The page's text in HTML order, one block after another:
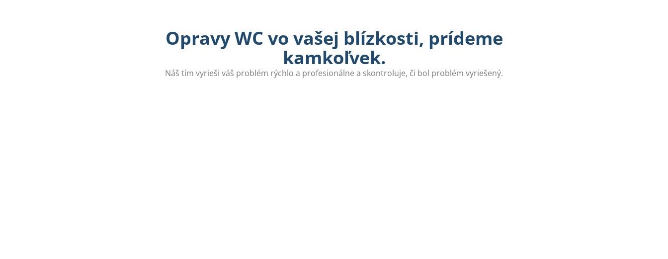
Opravy WC vo vašej blízkosti, prídeme
kamkoľvek.
Náš tím vyrieši váš problém rýchlo a profesionálne a skontroluje, či bol problém vyriešený.